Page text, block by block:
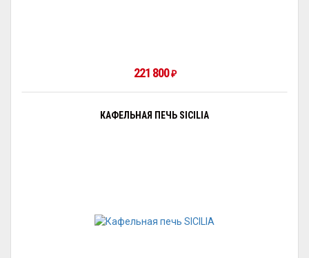
221 800₽
КАФЕЛЬНАЯ ПЕЧЬ SICILIA